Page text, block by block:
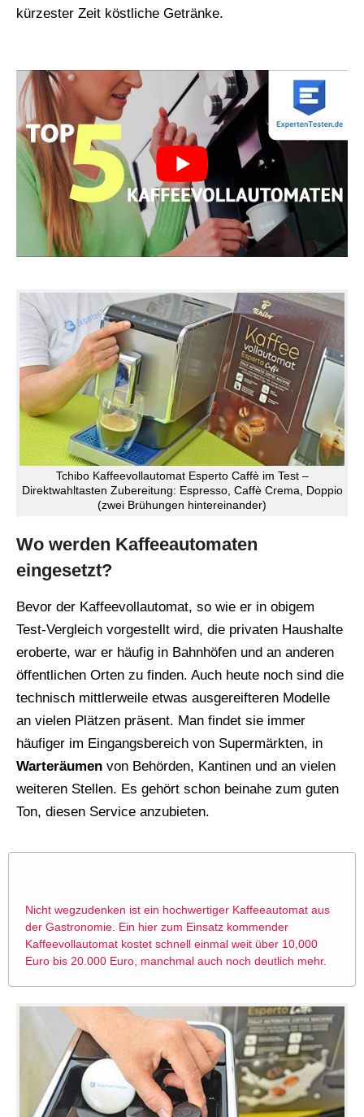
kürzester Zeit köstliche Getränke.
Tchibo Kaffeevollautomat Esperto Caffè im Test –
Direktwahltasten Zubereitung: Espresso, Caffè Crema, Doppio
(zwei Brühungen hintereinander)
Wo werden Kaffeeautomaten
eingesetzt?
Bevor der Kaffeevollautomat, so wie er in obigem
Test-Vergleich vorgestellt wird, die privaten Haushalte
eroberte, war er häufig in Bahnhöfen und an anderen
öffentlichen Orten zu finden. Auch heute noch sind die
technisch mittlerweile etwas ausgereifteren Modelle
an vielen Plätzen präsent. Man findet sie immer
häufiger im Eingangsbereich von Supermärkten, in
Warteräumen von Behörden, Kantinen und an vielen
weiteren Stellen. Es gehört schon beinahe zum guten
Ton, diesen Service anzubieten.
Nicht wegzudenken ist ein hochwertiger Kaffeeautomat aus
der Gastronomie. Ein hier zum Einsatz kommender
Kaffeevollautomat kostet schnell einmal weit über 10,000
Euro bis 20.000 Euro, manchmal auch noch deutlich mehr.